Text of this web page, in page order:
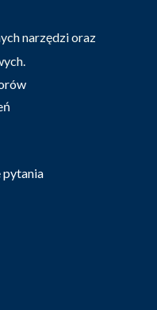
narzędzi oraz
pytania